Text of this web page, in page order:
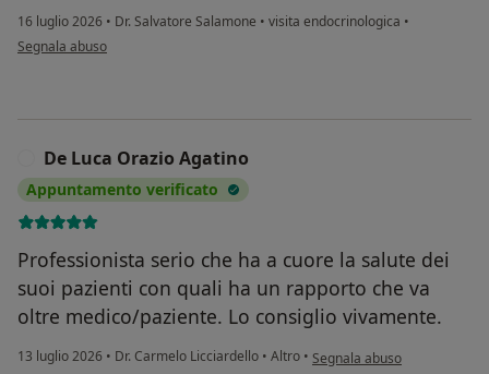
16 luglio 2026 • Dr. Salvatore Salamone • visita endocrinologica •
secondo l'opinione dell'utente Rosetta Greco
Segnala abuso
De Luca Orazio Agatino
Appuntamento verificato
Professionista serio che ha a cuore la salute dei
suoi pazienti con quali ha un rapporto che va
oltre medico/paziente. Lo consiglio vivamente.
13 luglio 2026 • Dr. Carmelo Licciardello • Altro • secondo l'opinione
Segnala abuso